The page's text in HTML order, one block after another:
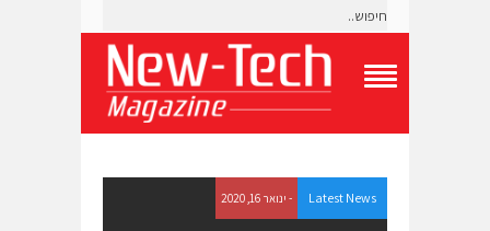
g
l
e
N
Latest News - ינואר 16, 2020